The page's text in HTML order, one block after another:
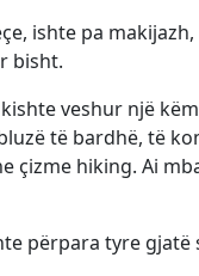
ishte pa
bisht.
veshur një
të bardhë, të
çizme hiking. Ai
përpara tyre gjatë